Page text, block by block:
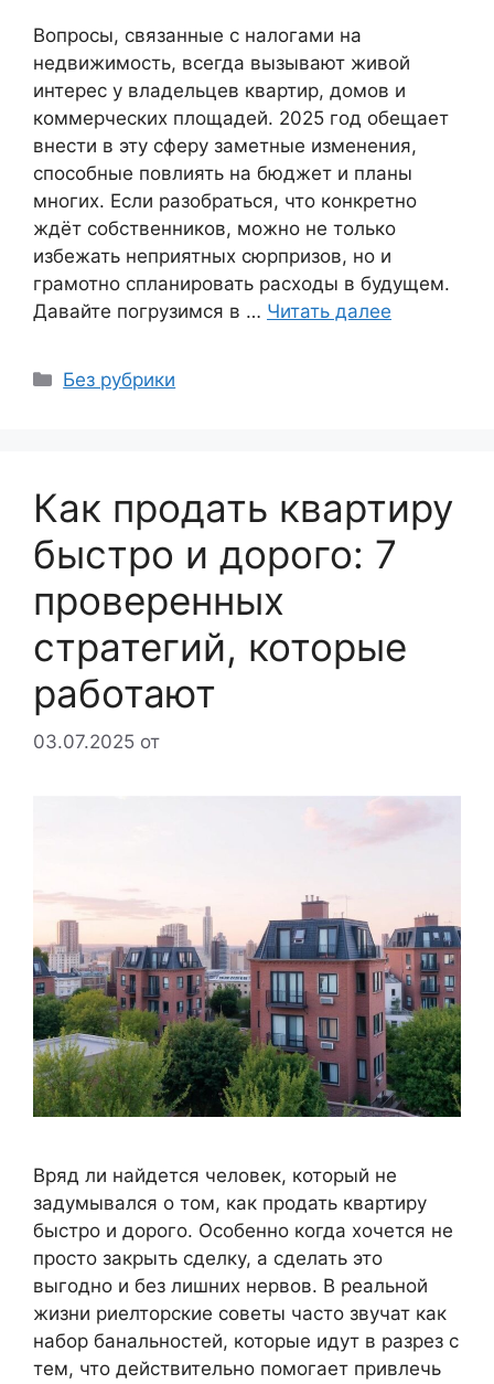
Вопросы, связанные с налогами на
недвижимость, всегда вызывают живой
интерес у владельцев квартир, домов и
коммерческих площадей. 2025 год обещает
внести в эту сферу заметные изменения,
способные повлиять на бюджет и планы
многих. Если разобраться, что конкретно
ждёт собственников, можно не только
избежать неприятных сюрпризов, но и
грамотно спланировать расходы в будущем.
Давайте погрузимся в … Читать далее
Рубрики
Без рубрики
Как продать квартиру
быстро и дорого: 7
проверенных
стратегий, которые
работают
03.07.2025 от
Вряд ли найдется человек, который не
задумывался о том, как продать квартиру
быстро и дорого. Особенно когда хочется не
просто закрыть сделку, а сделать это
выгодно и без лишних нервов. В реальной
жизни риелторские советы часто звучат как
набор банальностей, которые идут в разрез с
тем, что действительно помогает привлечь